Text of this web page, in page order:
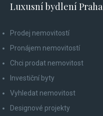
Luxusní bydlení Praha
Prodej nemovitostí
Pronájem nemovitostí
Chci prodat nemovitost
Investiční byty
Vyhledat nemovitost
Designové projekty